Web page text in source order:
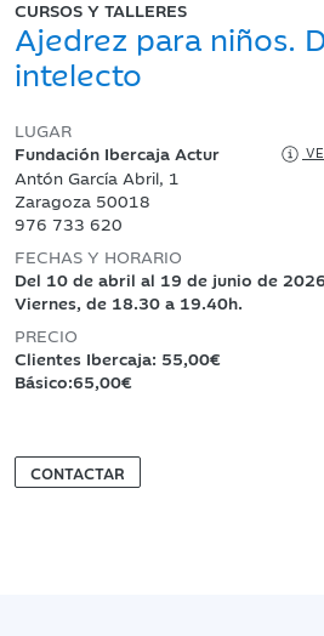
CURSOS Y TALLERES
Ajedrez para niños.
intelecto
LUGAR
Fundación Ibercaja Actur
Antón García Abril, 1
Zaragoza 50018
976 733 620
FECHAS Y HORARIO
Del 10 de abril al 19 de junio de 2026
Viernes, de 18.30 a 19.40h.
PRECIO
Clientes Ibercaja: 55,00€
Básico:65,00€
CONTACTAR